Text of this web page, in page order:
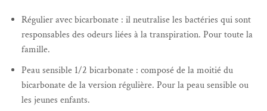
Régulier avec bicarbonate : il neutralise les bactéries qui sont
responsables des odeurs liées à la transpiration. Pour toute la
famille.
Peau sensible 1/2 bicarbonate : composé de la moitié du
bicarbonate de la version régulière. Pour la peau sensible ou
les jeunes enfants.